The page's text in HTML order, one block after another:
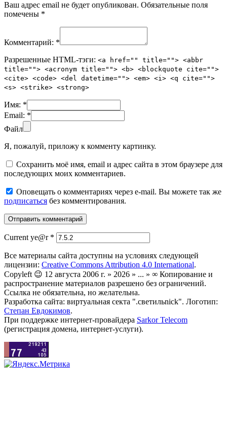
Ваш адрес email не будет опубликован. Обязательные поля
помечены *
Комментарий: *
Разрешенные HTML-тэги: <a href="" title=""> <abbr
title=""> <acronym title=""> <b> <blockquote cite="">
<cite> <code> <del datetime=""> <em> <i> <q cite="">
<s> <strike> <strong>
Имя: *
Email: *
Файл
Я, пожалуй, приложу к комменту картинку.
Сохранить моё имя, email и адрес сайта в этом браузере для
последующих моих комментариев.
Оповещать о комментариях через e-mail. Вы можете так же
подписаться без комментирования.
Current ye@r *
Все материалы сайта доступны на условиях следующей
лицензии: Creative Commons Attribution 4.0 International.
Copyleft 😉 12 августа 2006 г. » 2026 » ... » ∞ Копирование и
распространение материалов разрешено без ограничений.
Ссылка не обязательна, но желательна.
Разработка сайта: виртуальная секта ".светильnick". Логотип:
Степан Евдокимов.
При поддержке интернет-провайдера Sarkor Telecom
(регистрация домена, интернет-услуги).